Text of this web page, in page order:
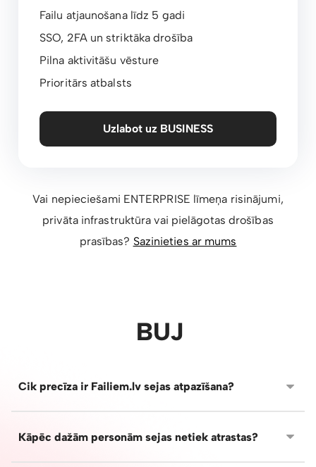
Failu atjaunošana līdz 5 gadi
SSO, 2FA un striktāka drošība
Pilna aktivitāšu vēsture
Prioritārs atbalsts
Uzlabot uz BUSINESS
Vai nepieciešami ENTERPRISE līmeņa risinājumi,
privāta infrastruktūra vai pielāgotas drošības
prasības? Sazinieties ar mums
BUJ
Cik precīza ir Failiem.lv sejas atpazīšana?
dažādos apstākļos - ar brillēm, cepurēm, grimu vai
mainītu apģērbu. Lai persou varētu atpazīt pēc sejas,
tai jābūt redzamai vairākās bildēs, atkarībā no galerijas
Kāpēc dažām personām sejas netiek atrastas?